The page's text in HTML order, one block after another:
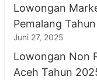
Lowongan
Pemalang
Juni 27, 2025
Lowongan Non
Aceh Tahun